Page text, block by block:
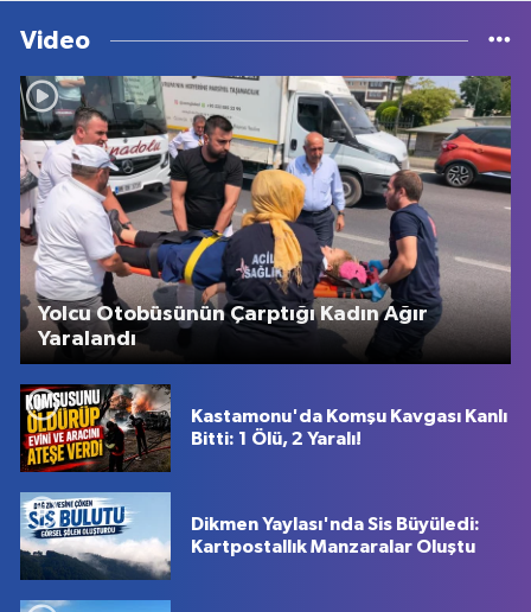
Video
Yolcu Otobüsünün Çarptığı Kadın Ağır
Yaralandı
Kastamonu'da Komşu Kavgası Kanlı
Bitti: 1 Ölü, 2 Yaralı!
Dikmen Yaylası'nda Sis Büyüledi:
Kartpostallık Manzaralar Oluştu